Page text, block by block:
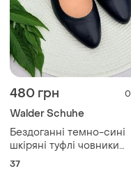
480 грн 0
Walder Schuhe
Бездоганні темно-сині
шкіряні туфлі човники
walder
37